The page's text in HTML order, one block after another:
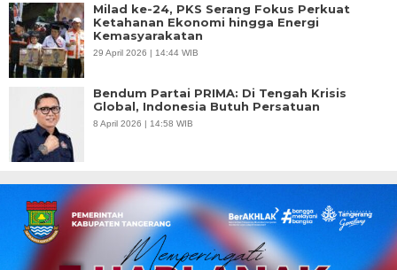
Milad ke-24, PKS Serang Fokus Perkuat
Ketahanan Ekonomi hingga Energi
Kemasyarakatan
29 April 2026 | 14:44 WIB
Bendum Partai PRIMA: Di Tengah Krisis
Global, Indonesia Butuh Persatuan
8 April 2026 | 14:58 WIB